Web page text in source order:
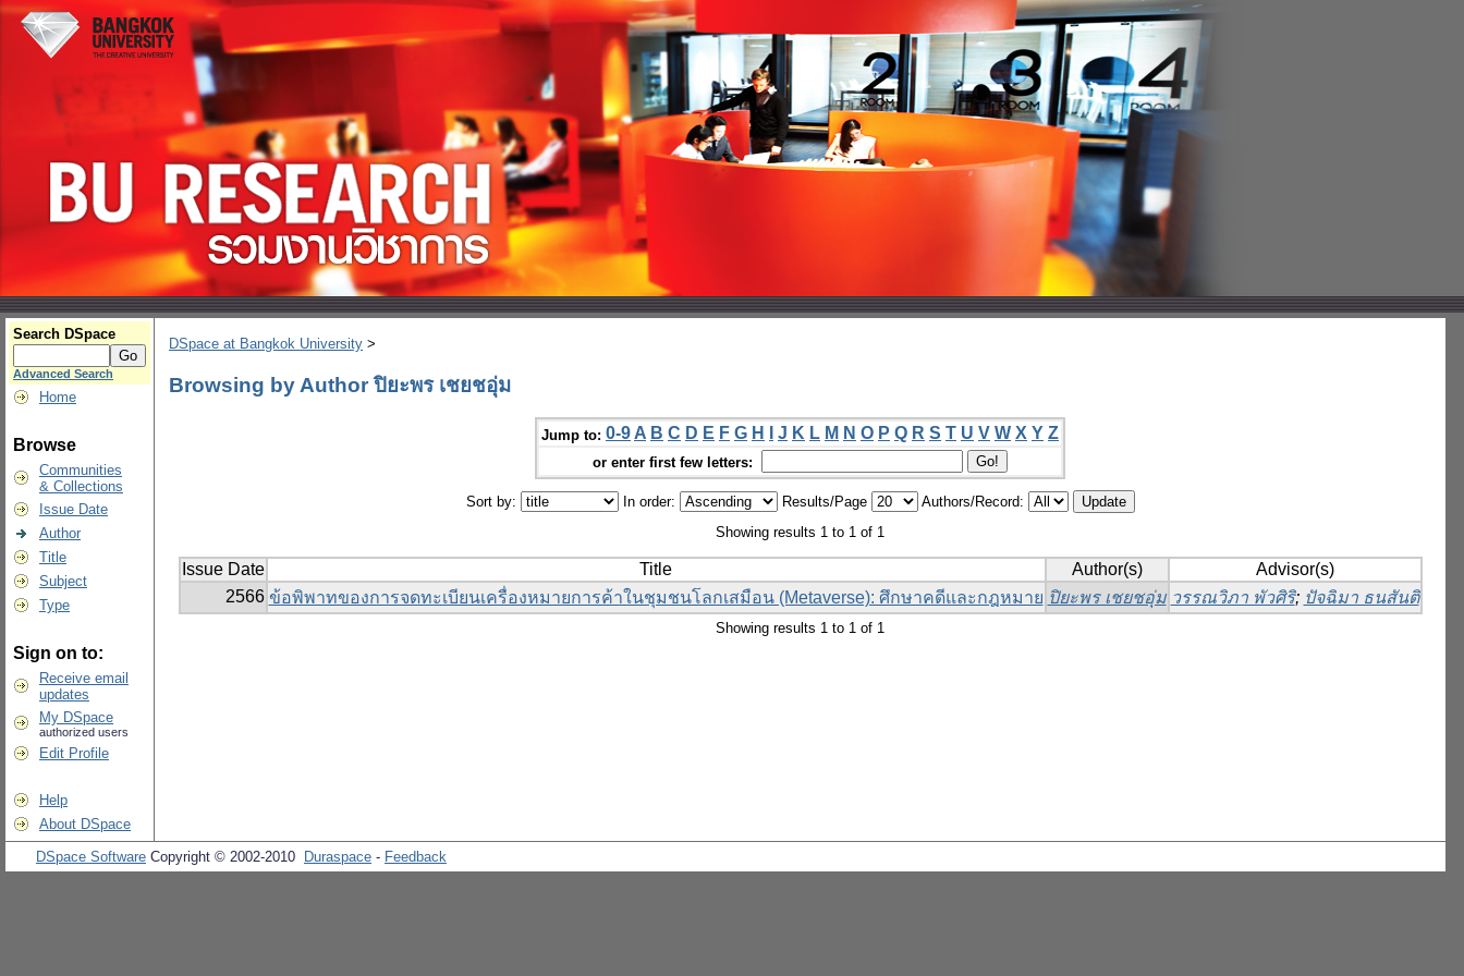
Search DSpace
Advanced Search
Home
Browse
Communities
& Collections
Issue Date
Author
Title
Subject
Type
Sign on to:
Receive email
updates
My DSpace
authorized users
Edit Profile
Help
About DSpace
DSpace at Bangkok University >
Browsing by Author ปิยะพร เชยชอุ่ม
Jump to: 0-9 A B C D E F G H J K L M N O P Q R S T U V W X Y Z
or enter first few letters:
Sort by: In order: Results/Page
Authors/Record:
Showing results 1 to 1 of 1
Issue Date Title Author(s)
Advisor(s)
2566 ข้อพิพาทของการจดทะเบียนเครื่องหมายการค้าในชุมชนโลกเสมือน (Metaverse): ศึกษาคดีและกฎหมาย ปิยะพร เชยชอุ่ม วรรณวิภา พัวศิริ; ปัจฉิมา ธนสันติ
Showing results 1 to 1 of 1
DSpace Software Copyright © 2002-2010 Duraspace - Feedback